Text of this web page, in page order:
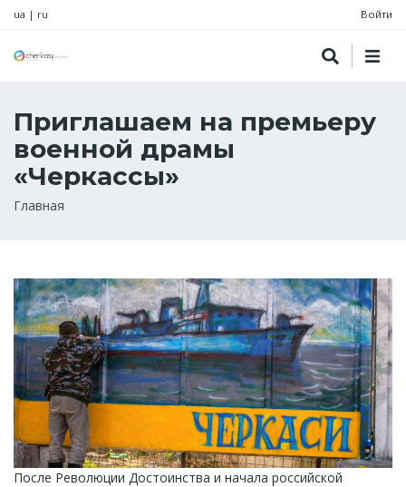
ua | ru Войти
Приглашаем на премьеру
военной драмы
«Черкассы»
Строка
Главная
После Революции Достоинства и начала российской